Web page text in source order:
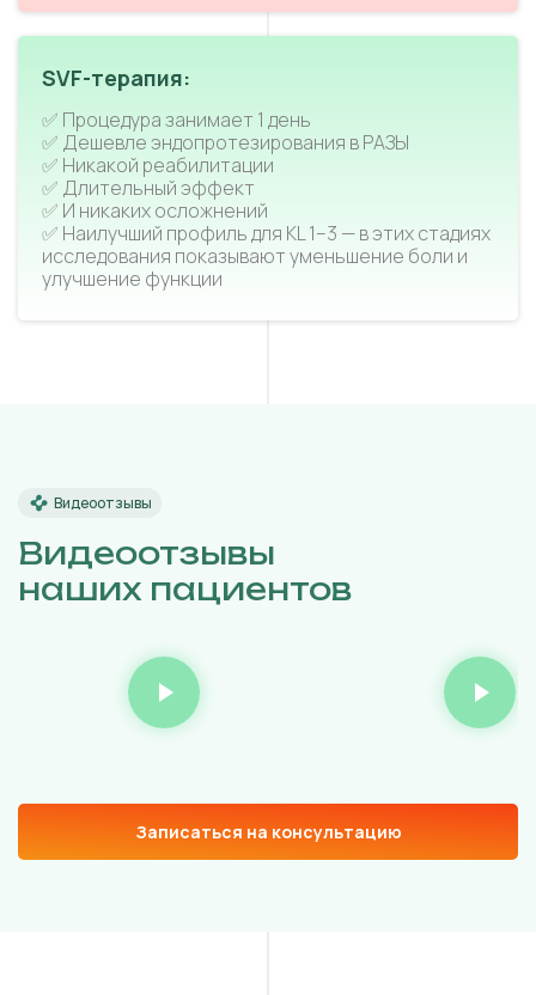
SVF-терапия:
✅ Процедура занимает 1 день
✅ Дешевле эндопротезирования в РАЗЫ
✅ Никакой реабилитации
✅ Длительный эффект
✅ И никаких осложнений
✅ Наилучший профиль для KL 1–3 — в этих стадиях
исследования показывают уменьшение боли и
улучшение функции
Видеоотзывы
Видеоотзывы
наших пациентов
Записаться на консультацию